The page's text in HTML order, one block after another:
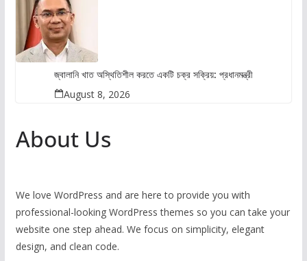
জ্বালানি খাত অস্থিতিশীল করতে একটি চক্র সক্রিয়: প্রধানমন্ত্রী
August 8, 2026
About Us
We love WordPress and are here to provide you with
professional-looking WordPress themes so you can take your
website one step ahead. We focus on simplicity, elegant
design, and clean code.